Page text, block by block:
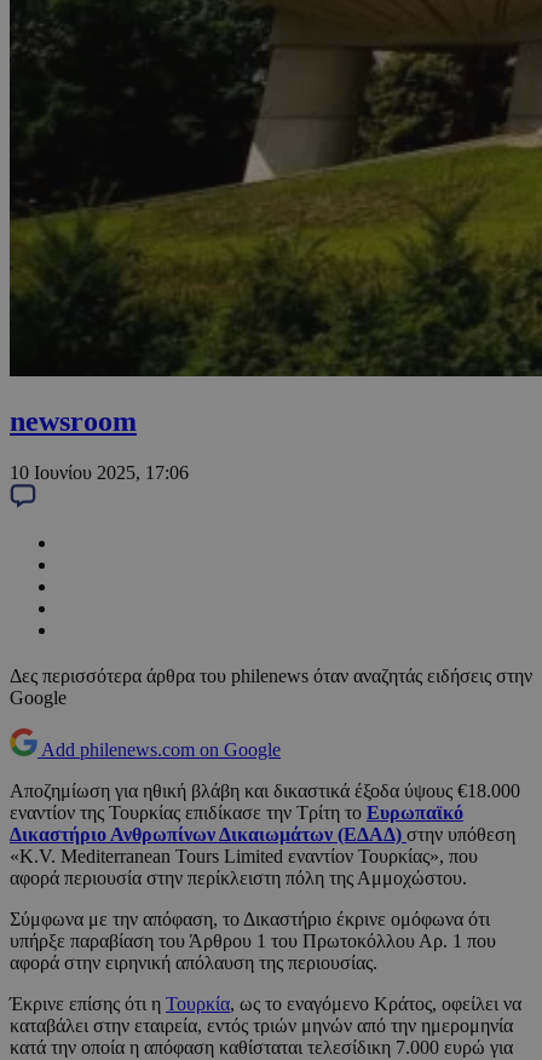
newsroom
10 Ιουνίου 2025, 17:06
Δες περισσότερα άρθρα του philenews όταν αναζητάς ειδήσεις στην
Google
Add philenews.com on Google
Αποζημίωση για ηθική βλάβη και δικαστικά έξοδα ύψους €18.000
εναντίον της Τουρκίας επιδίκασε την Τρίτη το Ευρωπαϊκό
Δικαστήριο Ανθρωπίνων Δικαιωμάτων (ΕΔΑΔ) στην υπόθεση
«K.V. Mediterranean Tours Limited εναντίον Τουρκίας», που
αφορά περιουσία στην περίκλειστη πόλη της Αμμοχώστου.
Σύμφωνα με την απόφαση, το Δικαστήριο έκρινε ομόφωνα ότι
υπήρξε παραβίαση του Άρθρου 1 του Πρωτοκόλλου Αρ. 1 που
αφορά στην ειρηνική απόλαυση της περιουσίας.
Έκρινε επίσης ότι η Τουρκία, ως το εναγόμενο Κράτος, οφείλει να
καταβάλει στην εταιρεία, εντός τριών μηνών από την ημερομηνία
κατά την οποία η απόφαση καθίσταται τελεσίδικη 7.000 ευρώ για